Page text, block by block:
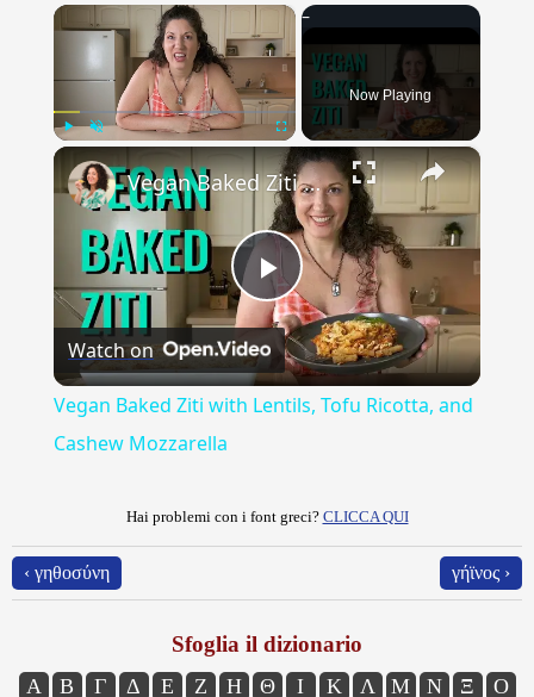
×
Fullscreen
Now Playing
×
Play
Video
Vegan Baked Ziti with Lentils, Tofu Ricotta, and Cashew Mozzarella
Watch on
Vegan Baked Ziti with Lentils, Tofu Ricotta, and
Cashew Mozzarella
Hai problemi con i font greci? CLICCA QUI
‹ γηθοσύνη γήϊνος ›
Sfoglia il dizionario
Α Β Γ Δ Ε Ζ Η Θ Ι Κ Λ Μ Ν Ξ
Ο